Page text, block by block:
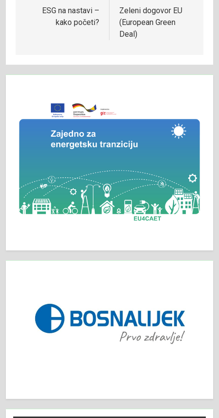
ESG na nastavi –
kako početi?
Zeleni dogovor EU
(European Green
Deal)